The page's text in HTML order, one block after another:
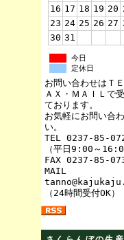
16 17 18 19 20
23 24 25 26 27
30 31
今日
定休日
お問い合わせはＴ
ＡＸ・ＭＡＩＬで
ております。
お気軽にお問い合
い。
TEL 0237-85-
（平日9:00～
FAX 0237-85-
MAIL
（24時間受付OK）